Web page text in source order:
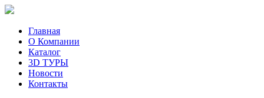
Главная
О Компании
Каталог
3D ТУРЫ
Новости
Контакты